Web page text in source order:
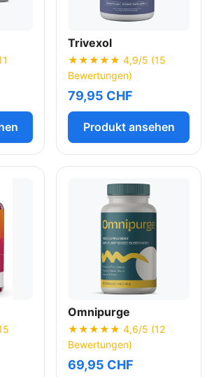
Trivexol
★★★★★ 4,9/5 (15
Bewertungen)
79,95 CHF
Produkt ansehen
Omnipurge
★★★★★ 4,6/5 (12
Bewertungen)
69,95 CHF